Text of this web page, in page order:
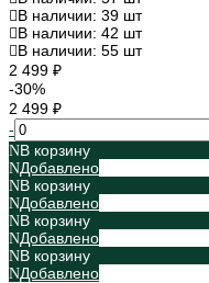
В наличии: 39 шт
В наличии: 42 шт
В наличии: 55 шт
2 499 ₽
-30%
2 499 ₽
-
В корзину
Добавлено
В корзину
Добавлено
В корзину
Добавлено
В корзину
Добавлено